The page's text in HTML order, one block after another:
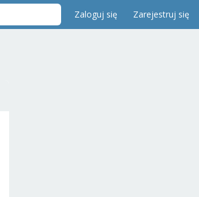
Zaloguj się Zarejestruj się